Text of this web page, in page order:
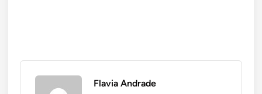
Flavia Andrade